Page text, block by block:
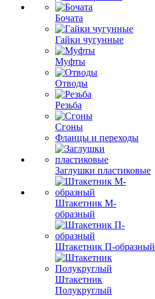
Бочата
Гайки чугунные
Муфты
Отводы
Резьба
Сгоны
Фланцы и переходы
Заглушки пластиковые
Штакетник М-
образный
Штакетник П-образный
Штакетник
Полукруглый